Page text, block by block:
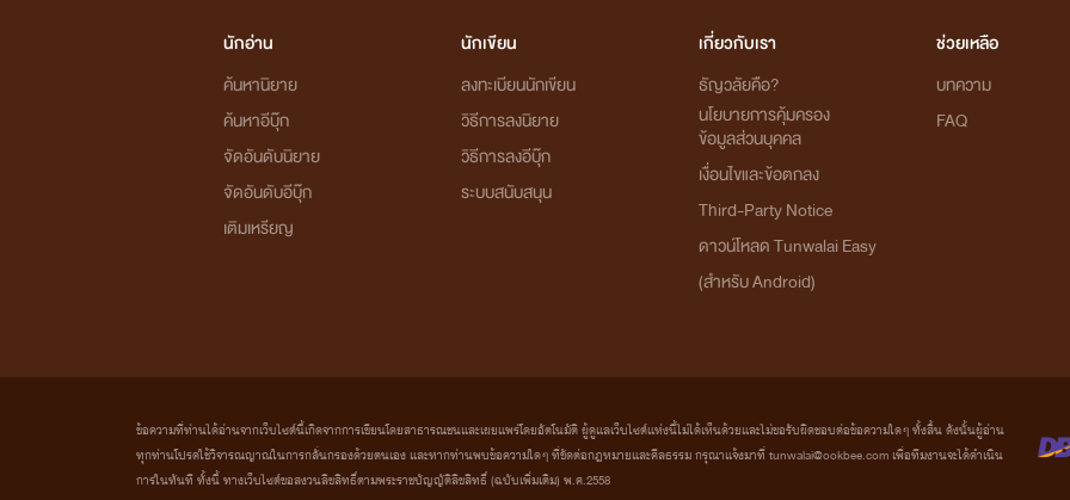
นักอ่าน
ค้นหานิยาย
ค้นหาอีบุ๊ก
จัดอันดับนิยาย
จัดอันดับอีบุ๊ก
เติมเหรียญ
นักเขียน
ลงทะเบียนนักเขียน
วิธีการลงนิยาย
วิธีการลงอีบุ๊ก
ระบบสนับสนุน
เกี่ยวกับเรา
ธัญวลัยคือ?
นโยบายการคุ้มครอง
ข้อมูลส่วนบุคคล
เงื่อนไขและข้อตกลง
Third-Party Notice
ดาวน์โหลด Tunwalai Easy
(สำหรับ Android)
ช่วยเหลือ
บทความ
FAQ
ข้อความที่ท่านได้อ่านจากเว็บไซต์นี้เกิดจากการเขียนโดยสาธารณชนและเผยแพร่โดยอัตโนมัติ ผู้ดูแลเว็บไซต์แห่งนี้ไม่ได้เห็นด้วยและไม่ขอรับผิดชอบต่อข้อความใดๆ ทั้งสิ้น ดังนั้นผู้อ่าน
ทุกท่านโปรดใช้วิจารณญาณในการกลั่นกรองด้วยตนเอง และหากท่านพบข้อความใดๆ ที่ขัดต่อกฎหมายและศีลธรรม กรุณาแจ้งมาที่ tunwalai@ookbee.com เพื่อทีมงานจะได้ดำเนิน
การในทันที ทั้งนี้ ทางเว็บไซต์ขอสงวนลิขสิทธิ์ตามพระราชบัญญัติลิขสิทธิ์ (ฉบับเพิ่มเติม) พ.ศ.2558